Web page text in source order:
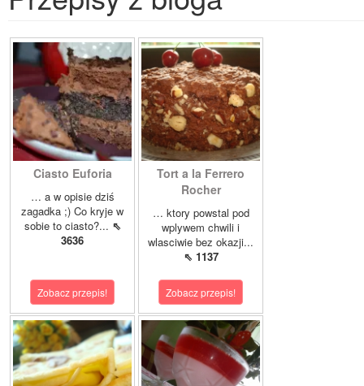
Ciasto Euforia
… a w opisie dziś
zagadka ;) Co kryje w
sobie to ciasto?... ⇖
3636
Zobacz przepis!
Tort a la Ferrero
Rocher
… ktory powstal pod
wplywem chwili i
wlasciwie bez okazji...
⇖ 1137
Zobacz przepis!